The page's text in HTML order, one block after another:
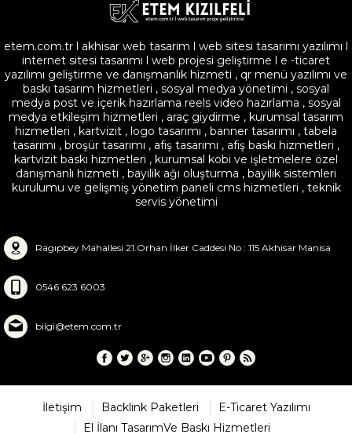
etem.com.tr l akhisar web tasarım l web sitesi tasarımı yazılımı l
internet sitesi tasarımı l web projesi geliştirme l e -ticaret
yazılımı geliştirme ve danışmanlık hizmeti , qr menü yazılımı ve
baskı tasarım hizmetleri , sosyal medya yönetimi , sosyal
medya post ve içerik hazırlama reels video hazırlama , sosyal
medya etkileşim hizmetleri , araç giydirme , kurumsal tasarım
hizmetleri , kartvizit , logo tasarımı , banner tasarımı , tabela
tasarımı , broşür tasarımı , afiş tasarımı , afiş baskı hizmetleri ,
kartvizit baskı hizmetleri , kurumsal kobi ve işletmelere özel
danışmanlı hizmeti , bayilik ağı oluşturma , bayilik sistemleri
kurulumu ve gelişmiş yönetim paneli cms hizmetleri , teknik
servis yönetimi
Ragıpbey Mahallesi 21.Orhan İlker Caddesi No : 115 Akhisar Manisa
0546 623 6003
bilgi@etem.com.tr
İletişim Backlink Paketleri
E-Ticaret Yazılımı
El İlanı TasarımVe Baskı Hizmetleri